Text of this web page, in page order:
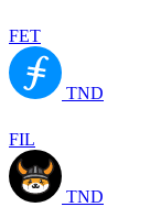
FET
TND
FIL
TND